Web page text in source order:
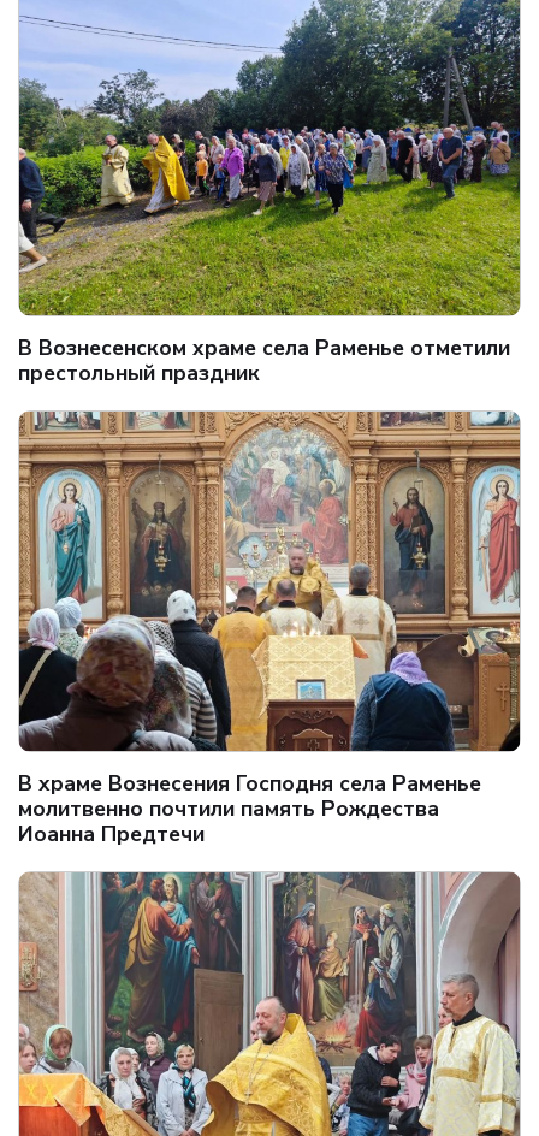
В Вознесенском храме села Раменье отметили
престольный праздник
В храме Вознесения Господня села Раменье
молитвенно почтили память Рождества
Иоанна Предтечи